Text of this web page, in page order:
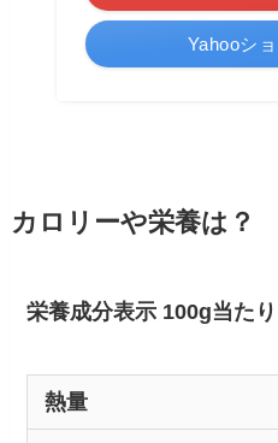
Yahooシ
カロリーや栄養は？
栄養成分表示 100g当たり
熱量